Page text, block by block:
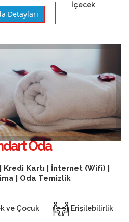
İçecek
Detayları
Oda
| Kredi Kartı | İnternet (Wifi) |
| Oda Temizlik
ve Çocuk Erişilebilirlik